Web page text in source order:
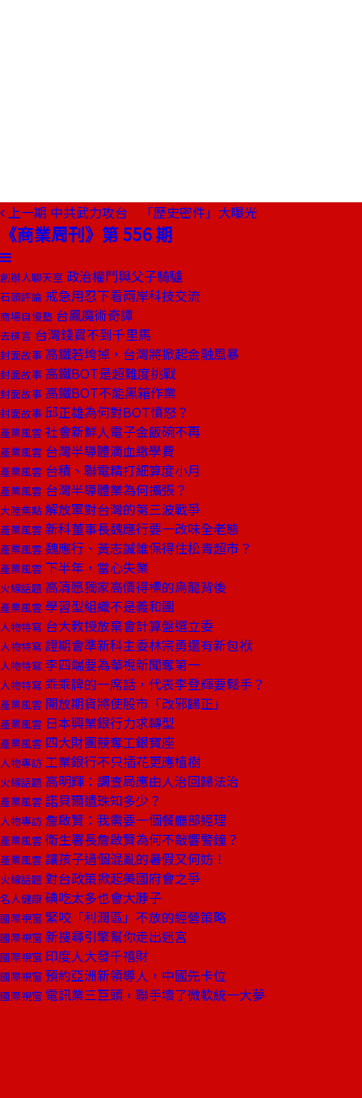
上一期 中共武力攻台 「歷史密件」大曝光
《商業周刊》第 556 期
創辦人聊天室 政治權鬥與父子騎驢
石頭評論 戒急用忍下看兩岸科技交流
商場自慢塾 台鳳魔術奇譚
去梯言 台灣錢買不到千里馬
封面故事 高鐵若垮掉，台灣將掀起金融風暴
封面故事 高鐵BOT是超難度挑戰
封面故事 高鐵BOT不能黑箱作業
封面故事 邱正雄為何對BOT憤怒？
產業風雲 社會新鮮人電子金飯碗不再
產業風雲 台灣半導體滴血繳學費
產業風雲 台積、聯電精打細算度小月
產業風雲 台灣半導體業為何擴張？
大陸焦點 解放軍對台灣的第三波戰爭
產業風雲 新科董事長魏應行要一改味全老態
產業風雲 魏應行、黃志誠誰保得住松青超市？
產業風雲 下半年，當心失業
火線話題 高清愿獨家高價得標的烏龍背後
產業風雲 學習型組織不是義和團
人物特寫 台大教授放棄會計算盤選立委
人物特寫 證期會準新科主委林宗勇還有新包袱
人物特寫 李四端要為華視新聞奪第一
人物特寫 乖乖牌的一席話，代表李登輝要鬆手？
產業風雲 開放期貨將使股市「改邪歸正」
產業風雲 日本興業銀行力求轉型
產業風雲 四大財團競奪工銀寶座
人物專訪 工業銀行不只插花更應植樹
火線話題 高明輝：調查局應由人治回歸法治
產業風雲 諾貝爾遺珠知多少？
人物專訪 詹啟賢：我需要一個餐廳部經理
產業風雲 衛生署長詹啟賢為何不敲響警鐘？
產業風雲 讓孩子過個混亂的暑假又何妨！
火線話題 對台政策掀起美國府會之爭
名人健康 碘吃太多也會大脖子
國際視窗 緊咬「利潤區」不放的經營策略
國際視窗 新搜尋引擎幫你走出迷宮
國際視窗 印度人大發千禧財
國際視窗 預約亞洲新領導人，中國先卡位
國際視窗 電訊業三巨頭，聯手壞了微軟統一大夢